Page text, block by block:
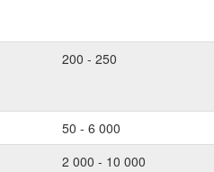
200 - 250
50 - 6 000
2 000 - 10 000